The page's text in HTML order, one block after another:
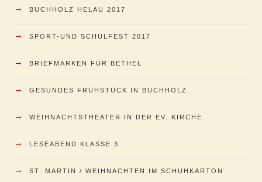
→ BUCHHOLZ HELAU 2017
→ SPORT-UND SCHULFEST 2017
→ BRIEFMARKEN FÜR BETHEL
→ GESUNDES FRÜHSTÜCK IN BUCHHOLZ
→ WEIHNACHTSTHEATER IN DER EV. KIRCHE
→ LESEABEND KLASSE 3
→ ST. MARTIN / WEIHNACHTEN IM SCHUHKARTON